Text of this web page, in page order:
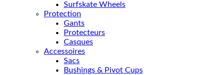
Surfskate Wheels
Protection
Gants
Protecteurs
Casques
Accessoires
Sacs
Bushings & Pivot Cups